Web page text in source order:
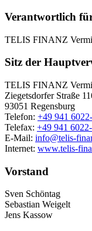
Verantwortlich
TELIS FINANZ
Sitz der
TELIS FINANZ
Ziegetsdorfer Straße
93051 Regensburg
Telefon: +49 941
Telefax: +49 941
E-Mail: info@telis-
Internet: www.telis-
Vorstand
Sven Schöntag
Sebastian Weigelt
Jens Kassow